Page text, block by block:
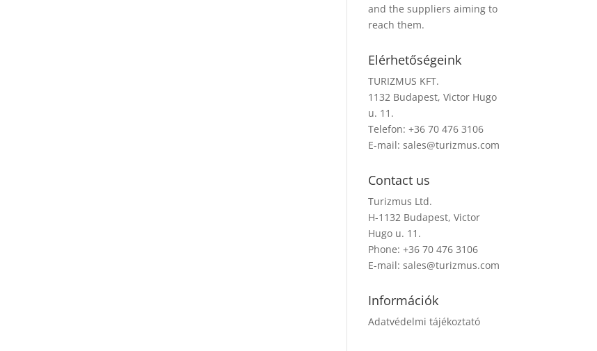
and the suppliers aiming to
reach them.
Elérhetőségeink
TURIZMUS KFT.
1132 Budapest, Victor Hugo
u. 11.
Telefon: +36 70 476 3106
E-mail:sales@turizmus.com
Contact us
Turizmus Ltd.
H-1132 Budapest, Victor
Hugo u. 11.
Phone: +36 70 476 3106
E-mail:sales@turizmus.com
Információk
Adatvédelmi tájékoztató